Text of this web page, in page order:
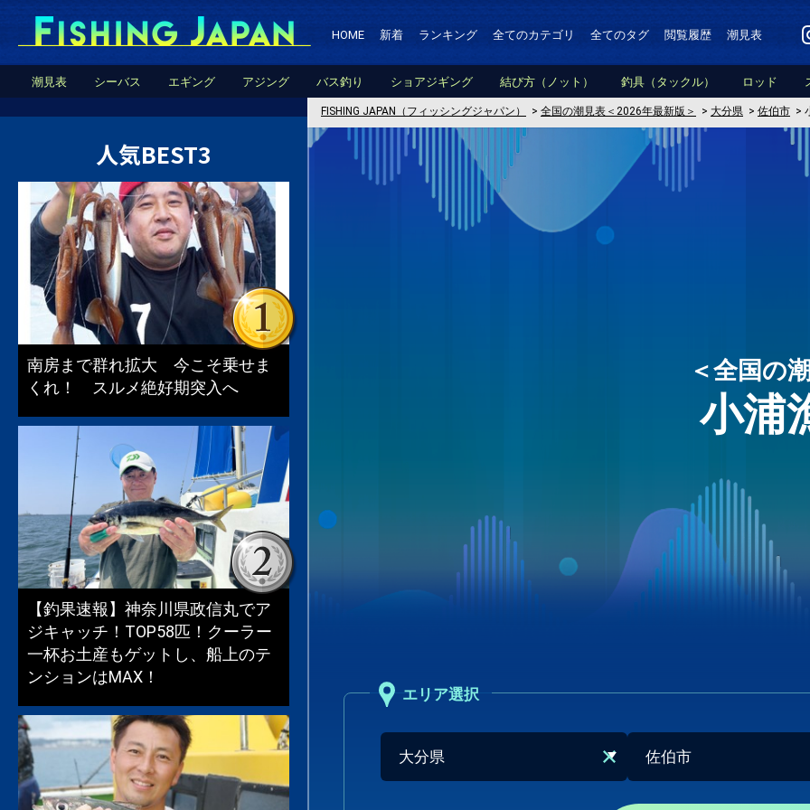
HOME 新着 ランキング 全てのカテゴリ 全てのタグ 閲覧履歴 潮見表
潮見表 シーバス エギング アジング バス釣り ショアジギング 結び方（ノット） 釣具（タックル） ロッド
FISHING JAPAN（フィッシングジャパン） > 全国の潮見表＜2026年最新版＞ > 大分県 > 佐伯市 >
＜全国の
小浦
エリア選択
人気BEST3
南房まで群れ拡大 今こそ乗せま
くれ！ スルメ絶好期突入へ
【釣果速報】神奈川県政信丸でア
ジキャッチ！TOP58匹！クーラー
一杯お土産もゲットし、船上のテ
ンションはMAX！